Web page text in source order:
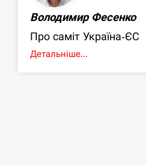
Володимир Фесенко
Про саміт Україна-ЄС
Детальніше...